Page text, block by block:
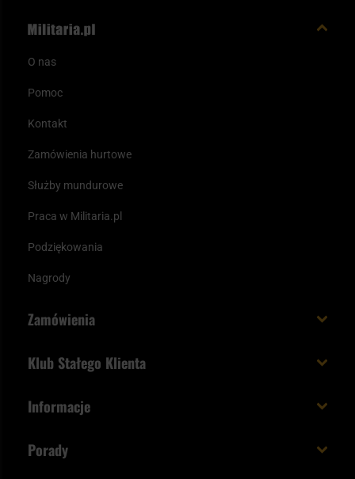
O nas
Pomoc
Kontakt
Zamówienia hurtowe
Służby mundurowe
Praca w Militaria.pl
Podziękowania
Nagrody
Zamówienia
Paczka w weekend
Status zamówienia
Klub Stałego Klienta
Unboxing Militaria.pl
Informacje
Porady